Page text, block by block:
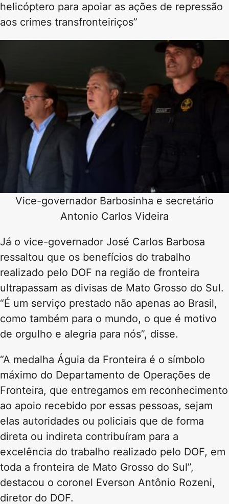
helicóptero para apoiar as ações de repressão
aos crimes transfronteiriços”
Vice-governador Barbosinha e secretário
Antonio Carlos Videira
Já o vice-governador José Carlos Barbosa
ressaltou que os benefícios do trabalho
realizado pelo DOF na região de fronteira
ultrapassam as divisas de Mato Grosso do Sul.
“É um serviço prestado não apenas ao Brasil,
como também para o mundo, o que é motivo
de orgulho e alegria para nós”, disse.
“A medalha Águia da Fronteira é o símbolo
máximo do Departamento de Operações de
Fronteira, que entregamos em reconhecimento
ao apoio recebido por essas pessoas, sejam
elas autoridades ou policiais que de forma
direta ou indireta contribuíram para a
excelência do trabalho realizado pelo DOF, em
toda a fronteira de Mato Grosso do Sul”,
destacou o coronel Everson Antônio Rozeni,
diretor do DOF.